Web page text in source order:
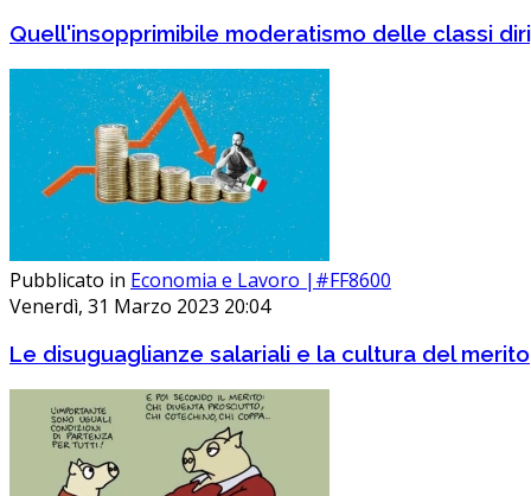
Quell'insopprimibile moderatismo delle classi
Pubblicato in Economia e Lavoro |#FF8600
Venerdì, 31 Marzo 2023 20:04
Le disuguaglianze salariali e la cultura del merito